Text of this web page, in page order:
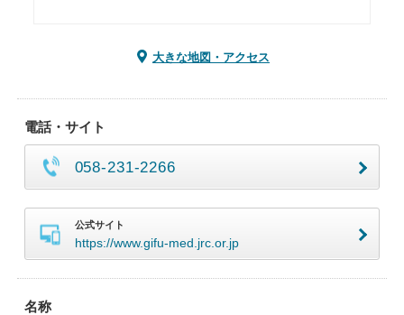
大きな地図・アクセス
電話・サイト
058-231-2266
公式サイト
https://www.gifu-med.jrc.or.jp
名称